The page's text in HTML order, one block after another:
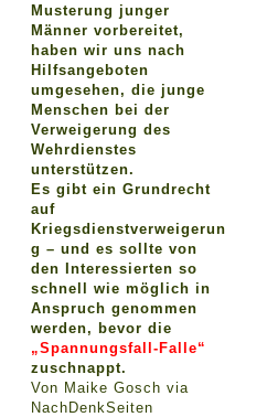
Musterung junger
Männer vorbereitet,
haben wir uns nach
Hilfsangeboten
umgesehen, die junge
Menschen bei der
Verweigerung des
Wehrdienstes
unterstützen.
Es gibt ein Grundrecht
auf
Kriegsdienstverweigerun
g – und es sollte von
den Interessierten so
schnell wie möglich in
Anspruch genommen
werden, bevor die
„Spannungsfall-Falle“
zuschnappt.
Von Maike Gosch via
NachDenkSeiten